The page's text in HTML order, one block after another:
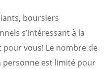
boursiers
s’intéressant à la
pour vous! Le nombre de
personne est limité pour